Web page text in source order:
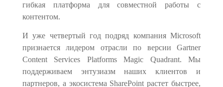
гибкая платформа для совместной работы с
контентом.
И уже четвертый год подряд компания Microsoft
признается лидером отрасли по версии Gartner
Content Services Platforms Magic Quadrant. Мы
поддерживаем энтузиазм наших клиентов и
партнеров, а экосистема SharePoint растет быстрее,